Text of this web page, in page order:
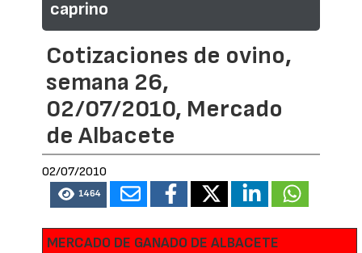
caprino
Cotizaciones de ovino,
semana 26,
02/07/2010, Mercado
de Albacete
02/07/2010
1464
MERCADO DE GANADO DE ALBACETE